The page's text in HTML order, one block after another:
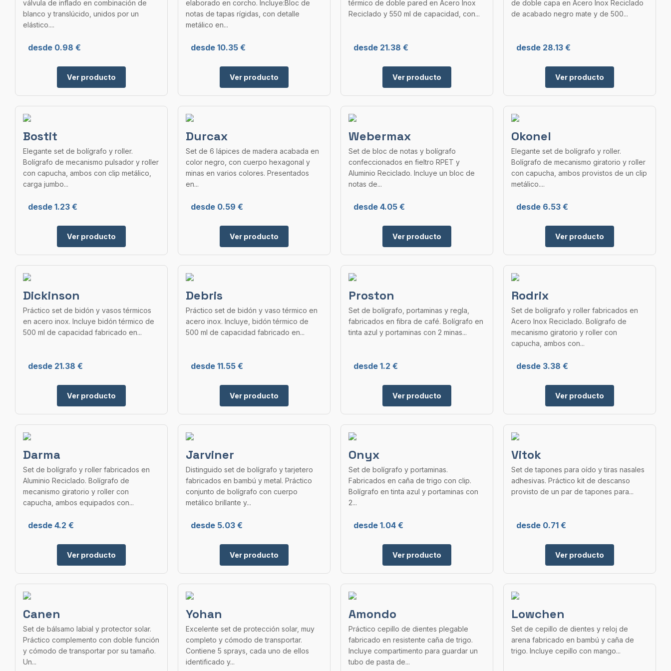
válvula de inflado en combinación de
blanco y translúcido, unidos por un
elástico....
desde 0.98 €
Ver producto
elaborado en corcho. Incluye:Bloc de
notas de tapas rígidas, con detalle
metálico en...
desde 10.35 €
Ver producto
térmico de doble pared en Acero Inox
Reciclado y 550 ml de capacidad, con...
desde 21.38 €
Ver producto
de doble capa en Acero Inox Reciclado
de acabado negro mate y de 500...
desde 28.13 €
Ver producto
Bostit
Elegante set de bolígrafo y roller.
Bolígrafo de mecanismo pulsador y roller
con capucha, ambos con clip metálico,
carga jumbo...
desde 1.23 €
Ver producto
Durcax
Set de 6 lápices de madera acabada en
color negro, con cuerpo hexagonal y
minas en varios colores. Presentados
en...
desde 0.59 €
Ver producto
Webermax
Set de bloc de notas y bolígrafo
confeccionados en fieltro RPET y
Aluminio Reciclado. Incluye un bloc de
notas de...
desde 4.05 €
Ver producto
Okonel
Elegante set de bolígrafo y roller.
Bolígrafo de mecanismo giratorio y roller
con capucha, ambos provistos de un clip
metálico....
desde 6.53 €
Ver producto
Dickinson
Práctico set de bidón y vasos térmicos
en acero inox. Incluye bidón térmico de
500 ml de capacidad fabricado en...
desde 21.38 €
Ver producto
Debris
Práctico set de bidón y vaso térmico en
acero inox. Incluye, bidón térmico de
500 ml de capacidad fabricado en...
desde 11.55 €
Ver producto
Proston
Set de bolígrafo, portaminas y regla,
fabricados en fibra de café. Bolígrafo en
tinta azul y portaminas con 2 minas...
desde 1.2 €
Ver producto
Rodrix
Set de bolígrafo y roller fabricados en
Acero Inox Reciclado. Bolígrafo de
mecanismo giratorio y roller con
capucha, ambos con...
desde 3.38 €
Ver producto
Darma
Set de bolígrafo y roller fabricados en
Aluminio Reciclado. Bolígrafo de
mecanismo giratorio y roller con
capucha, ambos equipados con...
desde 4.2 €
Ver producto
Jarviner
Distinguido set de bolígrafo y tarjetero
fabricados en bambú y metal. Práctico
conjunto de bolígrafo con cuerpo
metálico brillante y...
desde 5.03 €
Ver producto
Onyx
Set de bolígrafo y portaminas.
Fabricados en caña de trigo con clip.
Bolígrafo en tinta azul y portaminas con
2...
desde 1.04 €
Ver producto
Vitok
Set de tapones para oído y tiras nasales
adhesivas. Práctico kit de descanso
provisto de un par de tapones para...
desde 0.71 €
Ver producto
Canen
Set de bálsamo labial y protector solar.
Práctico complemento con doble función
y cómodo de transportar por su tamaño.
Un...
Yohan
Excelente set de protección solar, muy
completo y cómodo de transportar.
Contiene 5 sprays, cada uno de ellos
identificado y...
Amondo
Práctico cepillo de dientes plegable
fabricado en resistente caña de trigo.
Incluye compartimento para guardar un
tubo de pasta de...
Lowchen
Set de cepillo de dientes y reloj de
arena fabricado en bambú y caña de
trigo. Incluye cepillo con mango...